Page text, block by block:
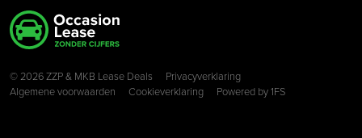
Copyright navigation
© 2026 ZZP & MKB Lease Deals
Privacyverklaring
Algemene voorwaarden
Cookieverklaring Powered by1FS